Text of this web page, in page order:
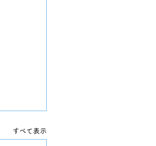
すべて表示